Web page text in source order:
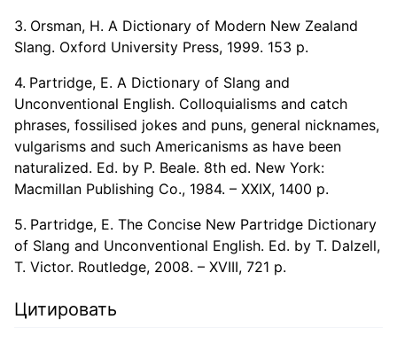
Orsman, H. A Dictionary of Modern New Zealand
Slang. Oxford University Press, 1999. 153 p.
Partridge, E. A Dictionary of Slang and
Unconventional English. Colloquialisms and catch
phrases, fossilised jokes and puns, general nicknames,
vulgarisms and such Americanisms as have been
naturalized. Ed. by P. Beale. 8th ed. New York:
Macmillan Publishing Co., 1984. – XXIX, 1400 p.
Partridge, E. The Concise New Partridge Dictionary
of Slang and Unconventional English. Ed. by T. Dalzell,
T. Victor. Routledge, 2008. – XVIII, 721 p.
Цитировать